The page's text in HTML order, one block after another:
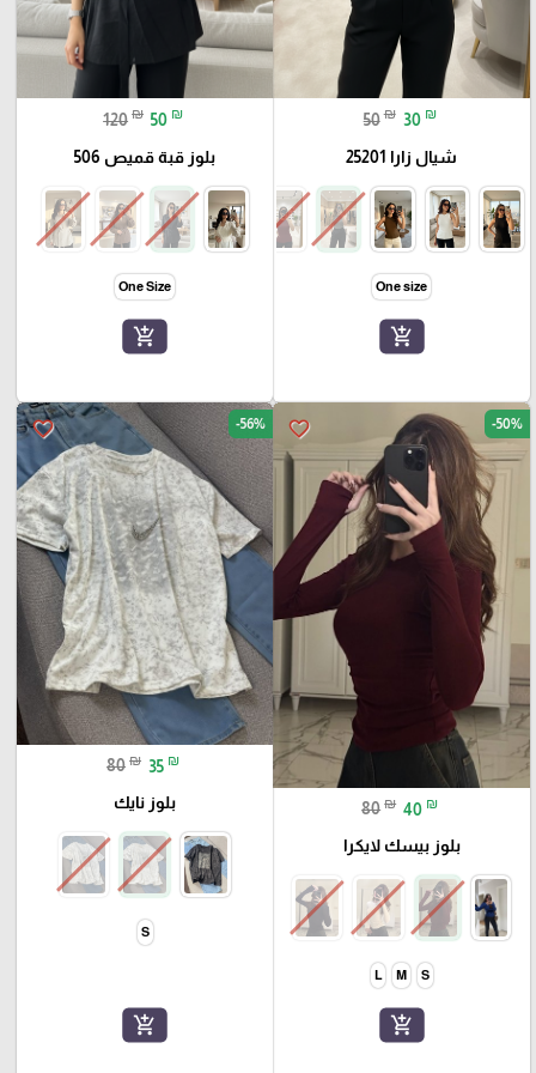
50 ₪ 30 ₪
شيال زارا 25201
One size
add_shopping_cart
120 ₪ 50 ₪
بلوز قبة قميص 506
One Size
add_shopping_cart
favorite_border -50%
80 ₪ 40 ₪
بلوز بيسك لايكرا
S
M
L
add_shopping_cart
favorite_border -56%
80 ₪ 35 ₪
بلوز نايك
S
add_shopping_cart